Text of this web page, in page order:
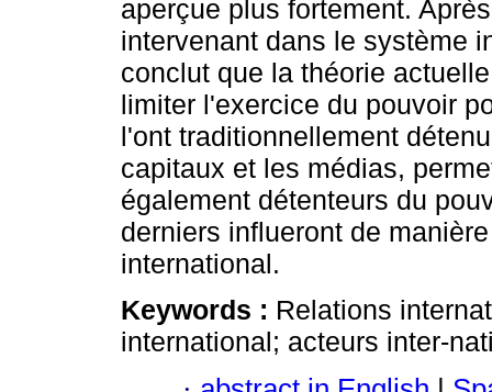
aperçue plus fortement.
intervenant dans le système
conclut que la théorie
limiter l'exercice du pouvoir
l'ont traditionnellement
capitaux et les médias,
également détenteurs du
derniers influeront de
international.
Keywords : Relations
international; acteurs inter-